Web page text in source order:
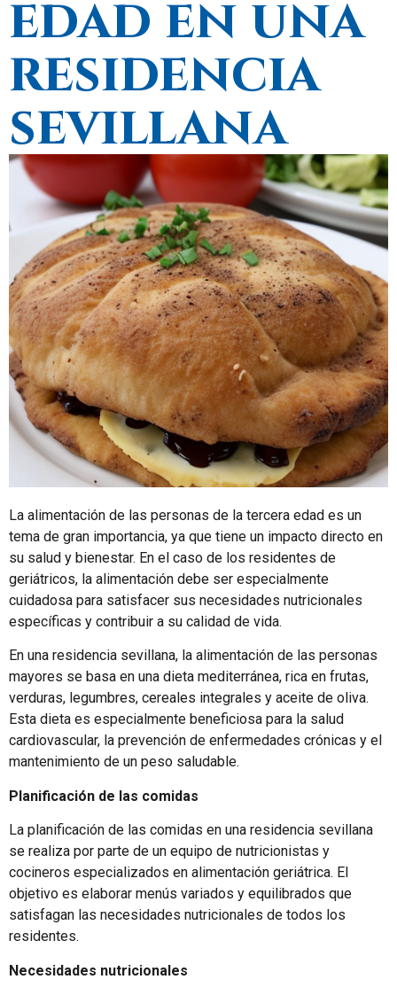
edad en una
residencia
sevillana
La alimentación de las personas de la tercera edad es un
tema de gran importancia, ya que tiene un impacto directo en
su salud y bienestar. En el caso de los residentes de
geriátricos, la alimentación debe ser especialmente
cuidadosa para satisfacer sus necesidades nutricionales
específicas y contribuir a su calidad de vida.
En una residencia sevillana, la alimentación de las personas
mayores se basa en una dieta mediterránea, rica en frutas,
verduras, legumbres, cereales integrales y aceite de oliva.
Esta dieta es especialmente beneficiosa para la salud
cardiovascular, la prevención de enfermedades crónicas y el
mantenimiento de un peso saludable.
Planificación de las comidas
La planificación de las comidas en una residencia sevillana
se realiza por parte de un equipo de nutricionistas y
cocineros especializados en alimentación geriátrica. El
objetivo es elaborar menús variados y equilibrados que
satisfagan las necesidades nutricionales de todos los
residentes.
Necesidades nutricionales